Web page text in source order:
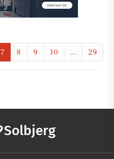
7 8 9 10 ... 29
Solbjerg